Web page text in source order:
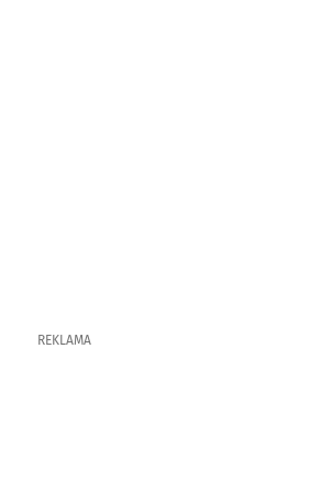
REKLAMA